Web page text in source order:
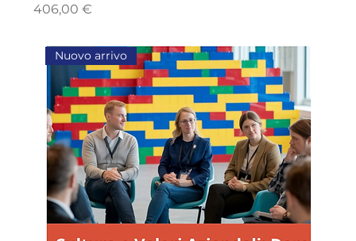
Price
406,00 €
Nuovo arrivo